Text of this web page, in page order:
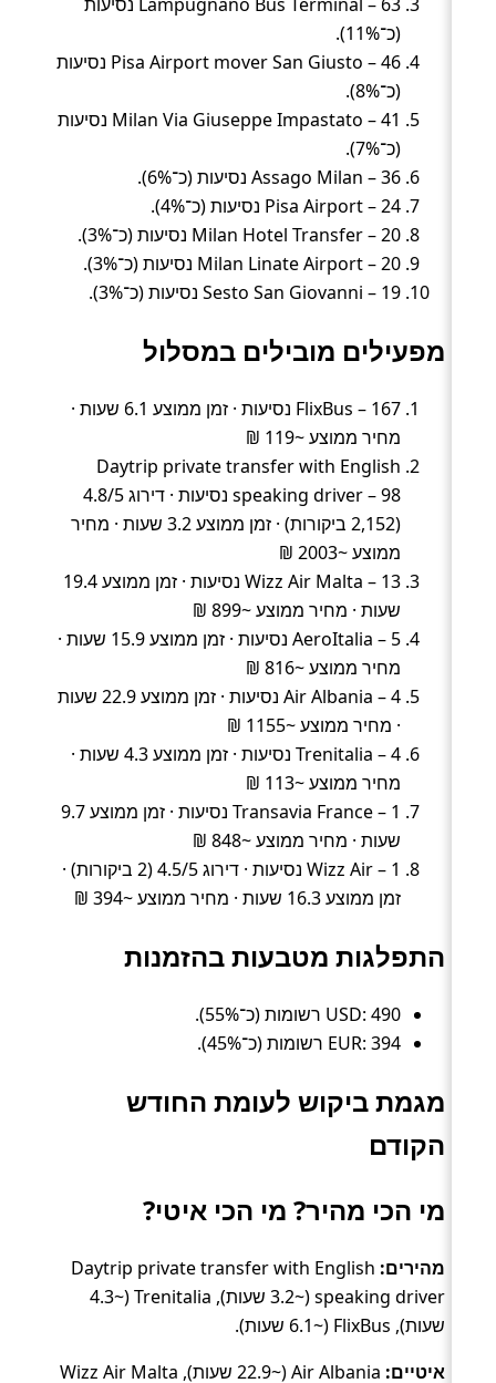
(כ־11%).
Pisa Airport mover San Giusto – 46 נסיעות
(כ־8%).
Milan Via Giuseppe Impastato – 41 נסיעות
(כ־7%).
Assago Milan – 36 נסיעות (כ־6%).
Pisa Airport – 24 נסיעות (כ־4%).
Milan Hotel Transfer – 20 נסיעות (כ־3%).
Milan Linate Airport – 20 נסיעות (כ־3%).
Sesto San Giovanni – 19 נסיעות (כ־3%).
מפעילים מובילים במסלול
FlixBus – 167 נסיעות · זמן ממוצע 6.1 שעות ·
מחיר ממוצע ~119 ₪
Daytrip private transfer with English
speaking driver – 98 נסיעות · דירוג 4.8/5
(2,152 ביקורות) · זמן ממוצע 3.2 שעות · מחיר
ממוצע ~2003 ₪
Wizz Air Malta – 13 נסיעות · זמן ממוצע 19.4
שעות · מחיר ממוצע ~899 ₪
AeroItalia – 5 נסיעות · זמן ממוצע 15.9 שעות ·
מחיר ממוצע ~816 ₪
Air Albania – 4 נסיעות · זמן ממוצע 22.9 שעות
· מחיר ממוצע ~1155 ₪
Trenitalia – 4 נסיעות · זמן ממוצע 4.3 שעות ·
מחיר ממוצע ~113 ₪
Transavia France – 1 נסיעות · זמן ממוצע 9.7
שעות · מחיר ממוצע ~848 ₪
Wizz Air – 1 נסיעות · דירוג 4.5/5 (2 ביקורות) ·
זמן ממוצע 16.3 שעות · מחיר ממוצע ~394 ₪
התפלגות מטבעות בהזמנות
USD: 490 רשומות (כ־55%).
EUR: 394 רשומות (כ־45%).
מגמת ביקוש לעומת החודש
הקודם
מי הכי מהיר? מי הכי איטי?
מהירים: Daytrip private transfer with English
speaking driver (~3.2 שעות), Trenitalia (~4.3
שעות), FlixBus (~6.1 שעות).
איטיים:
Air Albania (~22.9 שעות), Wizz Air Malta